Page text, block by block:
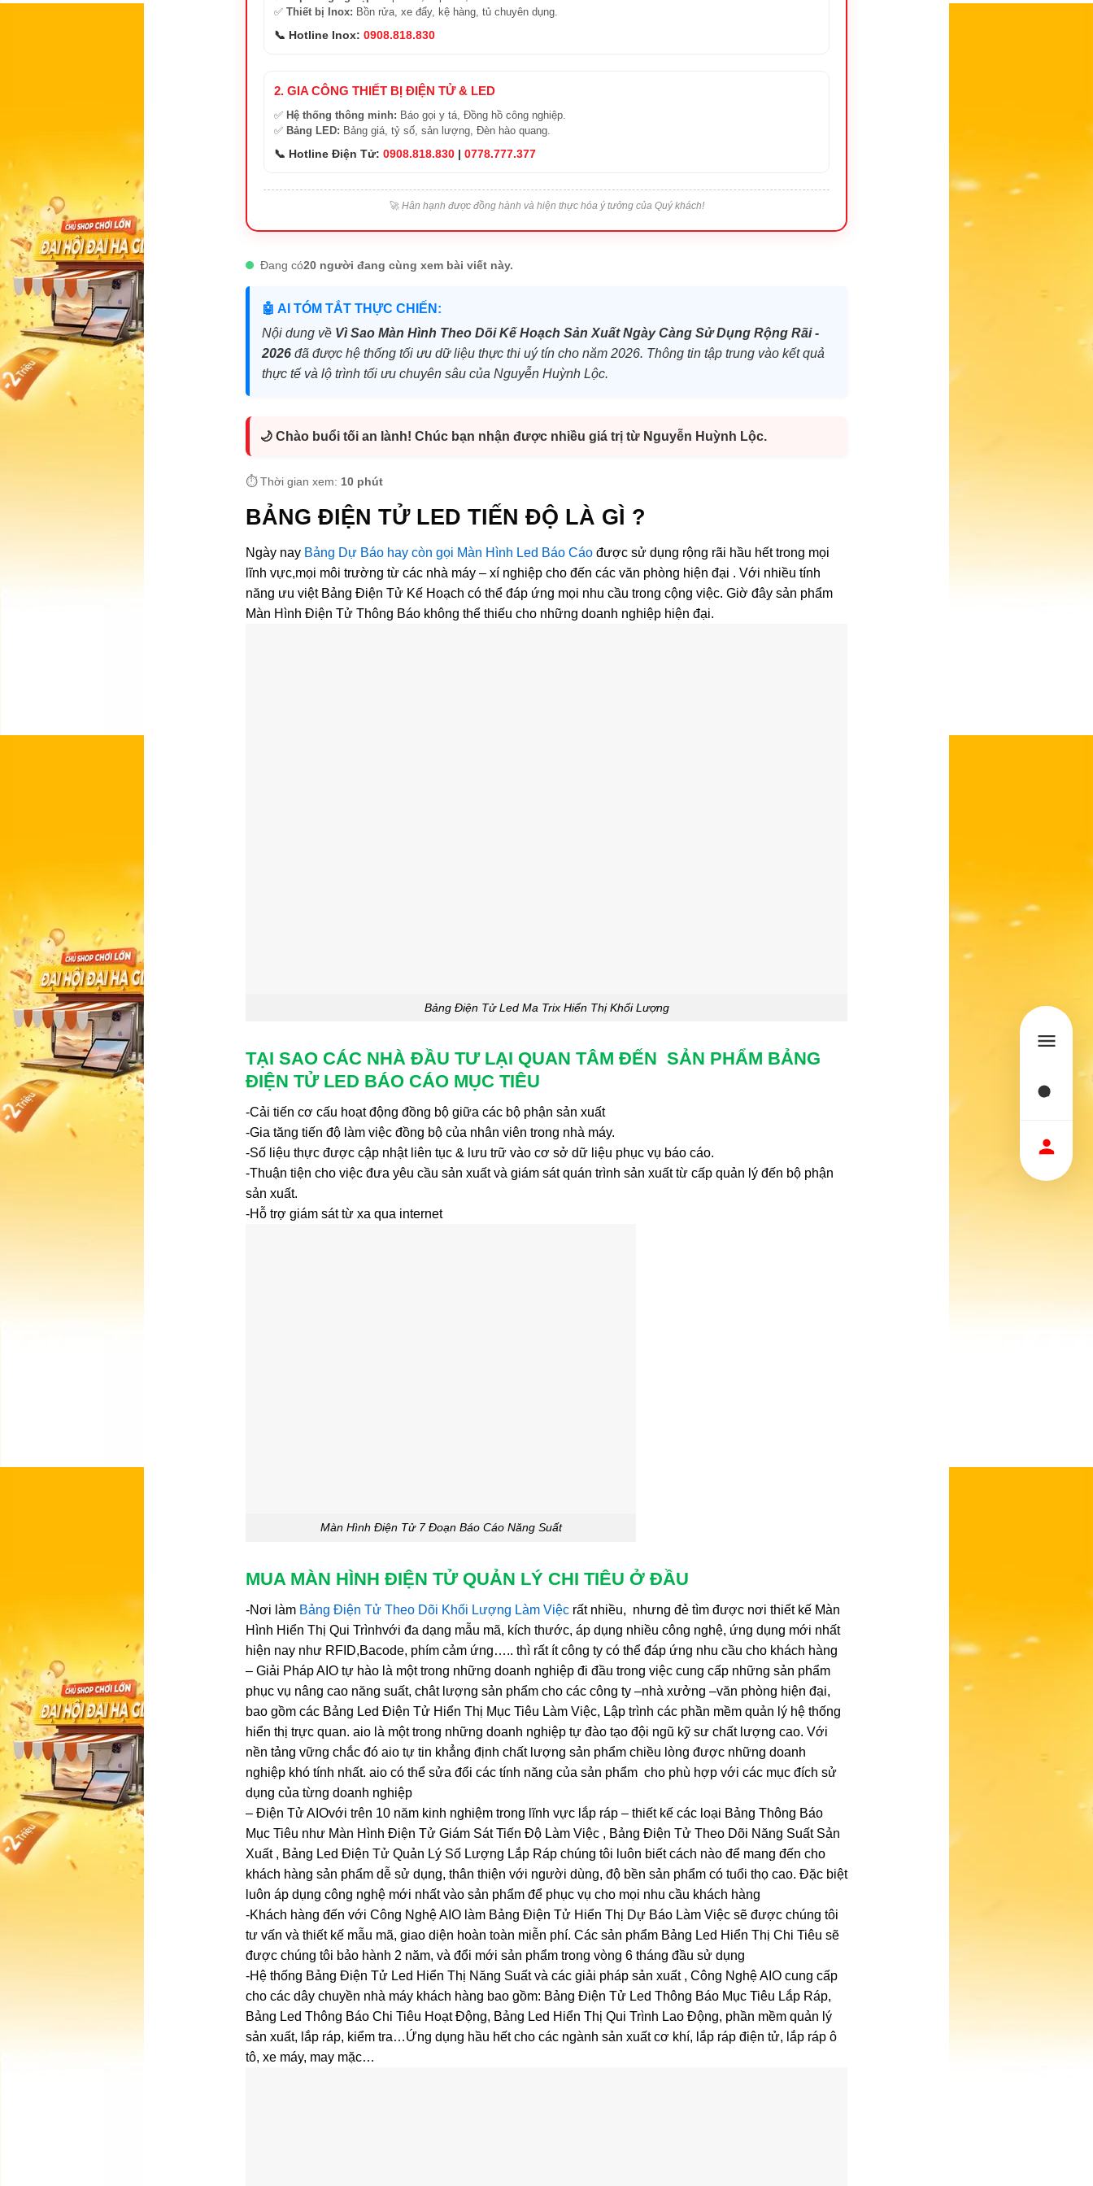
✅ Thiết bị Inox: Bồn rửa, xe đẩy, kệ hàng, tủ chuyên dụng.
📞 Hotline Inox: 0908.818.830
2. GIA CÔNG THIẾT BỊ ĐIỆN TỬ & LED
✅ Hệ thống thông minh: Báo gọi y tá, Đồng hồ công nghiệp.
✅ Bảng LED: Bảng giá, tỷ số, sản lượng, Đèn hào quang.
📞 Hotline Điện Tử: 0908.818.830 | 0778.777.377
🚀 Hân hạnh được đồng hành và hiện thực hóa ý tưởng của Quý khách!
Đang có20 người đang cùng xem bài viết này.
🤖 AI TÓM TẮT THỰC CHIẾN:
Nội dung về Vì Sao Màn Hình Theo Dõi Kế Hoạch Sản Xuất Ngày Càng Sử Dụng Rộng Rãi -
2026 đã được hệ thống tối ưu dữ liệu thực thi uý tín cho năm 2026. Thông tin tập trung vào kết quả
thực tế và lộ trình tối ưu chuyên sâu của Nguyễn Huỳnh Lộc.
🌙 Chào buổi tối an lành! Chúc bạn nhận được nhiều giá trị từ Nguyễn Huỳnh Lộc.
⏱️ Thời gian xem: 10 phút
BẢNG ĐIỆN TỬ LED TIẾN ĐỘ LÀ GÌ ?
Ngày nay Bảng Dự Báo hay còn gọi Màn Hình Led Báo Cáo được sử dụng rộng rãi hầu hết trong mọi
lĩnh vực,mọi môi trường từ các nhà máy – xí nghiệp cho đến các văn phòng hiện đại . Với nhiều tính
năng ưu việt Bảng Điện Tử Kế Hoạch có thể đáp ứng mọi nhu cầu trong cộng việc. Giờ đây sản phẩm
Màn Hình Điện Tử Thông Báo không thể thiếu cho những doanh nghiệp hiện đại.
Bảng Điện Tử Led Ma Trix Hiển Thị Khối Lượng
TẠI SAO CÁC NHÀ ĐẦU TƯ LẠI QUAN TÂM ĐẾN SẢN PHẨM BẢNG
ĐIỆN TỬ LED BÁO CÁO MỤC TIÊU
-Cải tiến cơ cấu hoạt động đồng bộ giữa các bộ phận sản xuất
-Gia tăng tiến độ làm việc đồng bộ của nhân viên trong nhà máy.
-Số liệu thực được cập nhật liên tục & lưu trữ vào cơ sở dữ liệu phục vụ báo cáo.
-Thuận tiện cho việc đưa yêu cầu sản xuất và giám sát quán trình sản xuất từ cấp quản lý đến bộ phận
sản xuất.
-Hỗ trợ giám sát từ xa qua internet
Màn Hình Điện Tử 7 Đoạn Báo Cáo Năng Suất
MUA MÀN HÌNH ĐIỆN TỬ QUẢN LÝ CHI TIÊU Ở ĐẦU
-Nơi làm Bảng Điện Tử Theo Dõi Khối Lượng Làm Việc rất nhiều, nhưng đẻ tìm được nơi thiết kế Màn
Hình Hiển Thị Qui Trìnhvới đa dạng mẫu mã, kích thước, áp dụng nhiều công nghệ, ứng dụng mới nhất
hiện nay như RFID,Bacode, phím cảm ứng….. thì rất ít công ty có thể đáp ứng nhu cầu cho khách hàng
– Giải Pháp AIO tự hào là một trong những doanh nghiệp đi đầu trong việc cung cấp những sản phẩm
phục vụ nâng cao năng suất, chât lượng sản phẩm cho các công ty –nhà xưởng –văn phòng hiện đại,
bao gồm các Bảng Led Điện Tử Hiển Thị Mục Tiêu Làm Việc, Lập trình các phần mềm quản lý hệ thống
hiển thị trực quan. aio là một trong những doanh nghiệp tự đào tạo đội ngũ kỹ sư chất lượng cao. Với
nền tảng vững chắc đó aio tự tin khẳng định chất lượng sản phẩm chiều lòng được những doanh
nghiệp khó tính nhất. aio có thể sửa đổi các tính năng của sản phẩm cho phù hợp với các mục đích sử
dụng của từng doanh nghiệp
– Điện Tử AIOvới trên 10 năm kinh nghiệm trong lĩnh vực lắp ráp – thiết kế các loại Bảng Thông Báo
Mục Tiêu như Màn Hình Điện Tử Giám Sát Tiến Độ Làm Việc , Bảng Điện Tử Theo Dõi Năng Suất Sản
Xuất , Bảng Led Điện Tử Quản Lý Số Lượng Lắp Ráp chúng tôi luôn biết cách nào để mang đến cho
khách hàng sản phẩm dễ sử dụng, thân thiện với người dùng, độ bền sản phẩm có tuổi thọ cao. Đặc biệt
luôn áp dụng công nghệ mới nhất vào sản phẩm để phục vụ cho mọi nhu cầu khách hàng
-Khách hàng đến với Công Nghệ AIO làm Bảng Điện Tử Hiển Thị Dự Báo Làm Việc sẽ được chúng tôi
tư vấn và thiết kế mẫu mã, giao diện hoàn toàn miễn phí. Các sản phẩm Bảng Led Hiển Thị Chi Tiêu sẽ
được chúng tôi bảo hành 2 năm, và đổi mới sản phẩm trong vòng 6 tháng đầu sử dụng
-Hệ thống Bảng Điện Tử Led Hiển Thị Năng Suất và các giải pháp sản xuất , Công Nghệ AIO cung cấp
cho các dây chuyền nhà máy khách hàng bao gồm: Bảng Điện Tử Led Thông Báo Mục Tiêu Lắp Ráp,
Bảng Led Thông Báo Chi Tiêu Hoạt Động, Bảng Led Hiển Thị Qui Trình Lao Động, phần mềm quản lý
sản xuất, lắp ráp, kiểm tra…Ứng dụng hầu hết cho các ngành sản xuất cơ khí, lắp ráp điện tử, lắp ráp ô
tô, xe máy, may mặc…